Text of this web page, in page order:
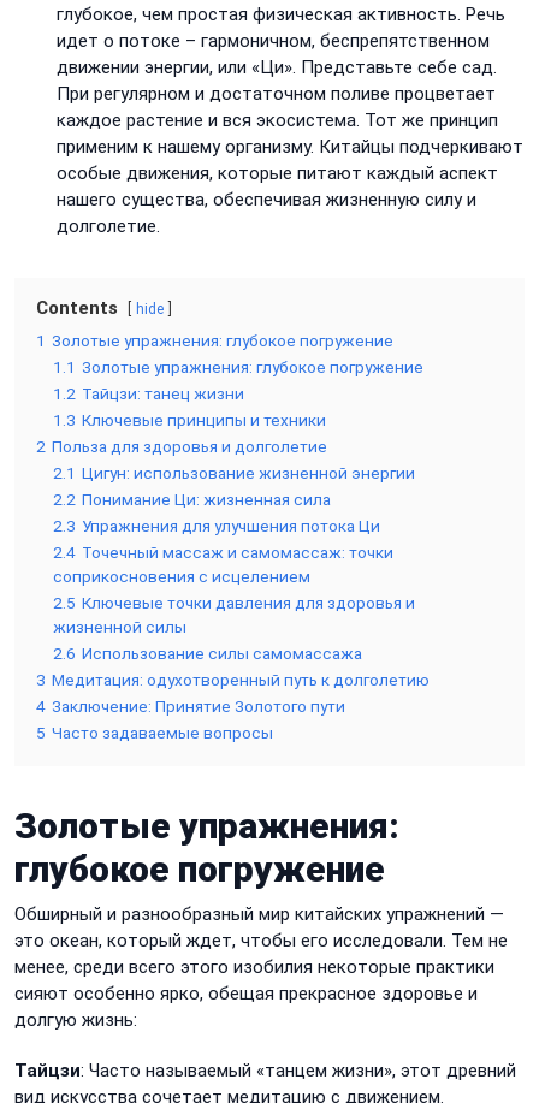
глубокое, чем простая физическая активность. Речь
идет о потоке – гармоничном, беспрепятственном
движении энергии, или «Ци». Представьте себе сад.
При регулярном и достаточном поливе процветает
каждое растение и вся экосистема. Тот же принцип
применим к нашему организму. Китайцы подчеркивают
особые движения, которые питают каждый аспект
нашего существа, обеспечивая жизненную силу и
долголетие.
Contents hide
1 Золотые упражнения: глубокое погружение
1.1 Золотые упражнения: глубокое погружение
1.2 Тайцзи: танец жизни
1.3 Ключевые принципы и техники
2 Польза для здоровья и долголетие
2.1 Цигун: использование жизненной энергии
2.2 Понимание Ци: жизненная сила
2.3 Упражнения для улучшения потока Ци
2.4 Точечный массаж и самомассаж: точки
соприкосновения с исцелением
2.5 Ключевые точки давления для здоровья и
жизненной силы
2.6 Использование силы самомассажа
3 Медитация: одухотворенный путь к долголетию
4 Заключение: Принятие Золотого пути
5 Часто задаваемые вопросы
Золотые упражнения:
глубокое погружение
Обширный и разнообразный мир китайских упражнений —
это океан, который ждет, чтобы его исследовали. Тем не
менее, среди всего этого изобилия некоторые практики
сияют особенно ярко, обещая прекрасное здоровье и
долгую жизнь:
Тайцзи: Часто называемый «танцем жизни», этот древний
вид искусства сочетает медитацию с движением.